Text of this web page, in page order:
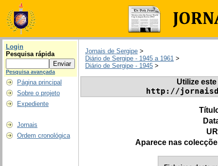
Login
Pesquisa rápida
Pesquisa avançada
Página principal
Sobre o projeto
Expediente
Jornais
Ordem cronológica
Jornais de Sergipe >
Diário de Sergipe - 1945 a 1961 >
Diário de Sergipe - 1945 >
Utilize
http://
Aparece nas